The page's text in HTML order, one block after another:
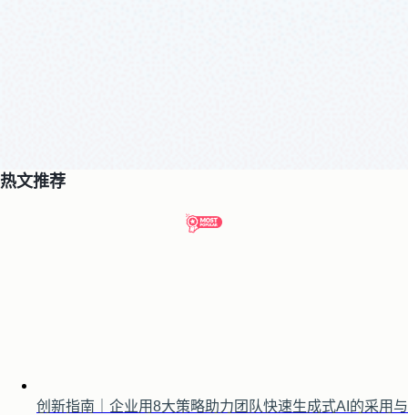
热文推荐
创新指南｜企业用8大策略助力团队快速生成式AI的采用与